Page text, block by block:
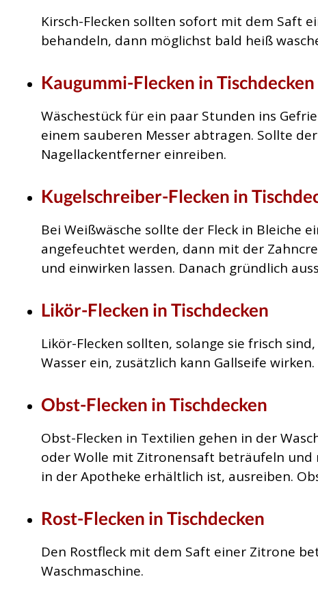
Kirsch-Flecken sollten sofort mit dem Saft
behandeln, dann möglichst bald heiß
Kaugummi-Flecken in Tischdecken
Wäschestück für ein paar Stunden ins
einem sauberen Messer abtragen. Sollte
Nagellackentferner einreiben.
Kugelschreiber-Flecken in
Bei Weißwäsche sollte der Fleck in Bleiche
angefeuchtet werden, dann mit der
und einwirken lassen. Danach gründlich
Likör-Flecken in Tischdecken
Likör-Flecken sollten, solange sie frisch
Wasser ein, zusätzlich kann Gallseife wirken.
Obst-Flecken in Tischdecken
Obst-Flecken in Textilien gehen in der
oder Wolle mit Zitronensaft beträufeln und
in der Apotheke erhältlich ist, ausreiben.
Rost-Flecken in Tischdecken
Den Rostfleck mit dem Saft einer Zitrone
Waschmaschine.